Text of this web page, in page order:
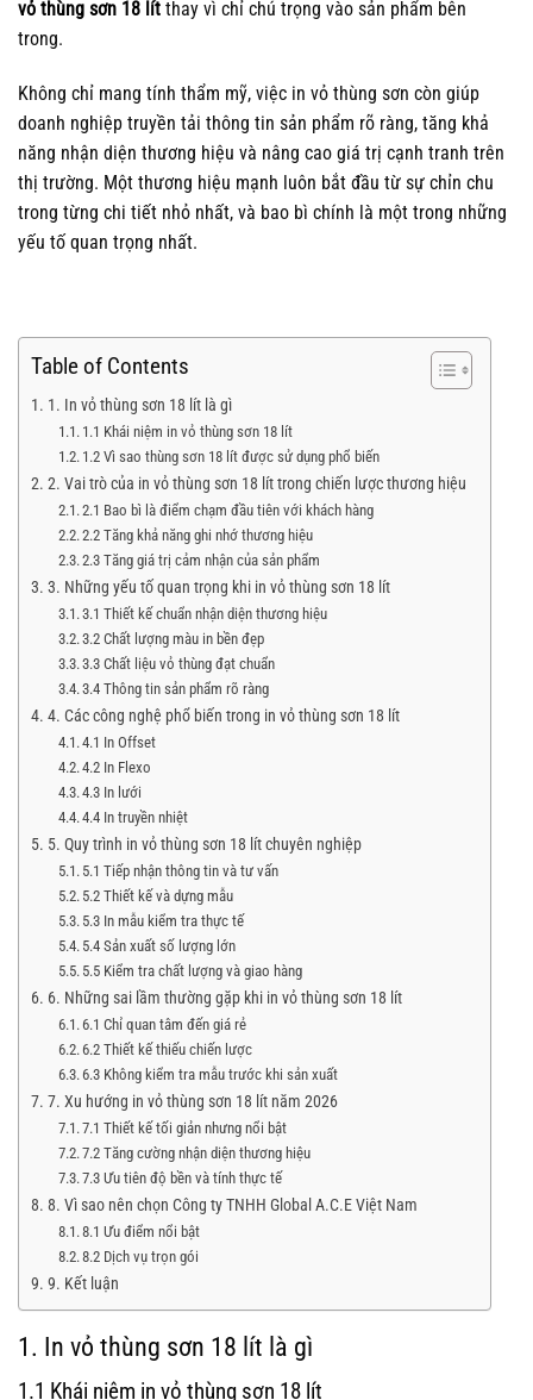
vỏ thùng sơn 18 lít thay vì chỉ chú trọng vào sản phẩm bên
trong.
Không chỉ mang tính thẩm mỹ, việc in vỏ thùng sơn còn giúp
doanh nghiệp truyền tải thông tin sản phẩm rõ ràng, tăng khả
năng nhận diện thương hiệu và nâng cao giá trị cạnh tranh trên
thị trường. Một thương hiệu mạnh luôn bắt đầu từ sự chỉn chu
trong từng chi tiết nhỏ nhất, và bao bì chính là một trong những
yếu tố quan trọng nhất.
Table of Contents
1. In vỏ thùng sơn 18 lít là gì
1.1 Khái niệm in vỏ thùng sơn 18 lít
1.2 Vì sao thùng sơn 18 lít được sử dụng phổ biến
2. Vai trò của in vỏ thùng sơn 18 lít trong chiến lược thương hiệu
2.1 Bao bì là điểm chạm đầu tiên với khách hàng
2.2 Tăng khả năng ghi nhớ thương hiệu
2.3 Tăng giá trị cảm nhận của sản phẩm
3. Những yếu tố quan trọng khi in vỏ thùng sơn 18 lít
3.1 Thiết kế chuẩn nhận diện thương hiệu
3.2 Chất lượng màu in bền đẹp
3.3 Chất liệu vỏ thùng đạt chuẩn
3.4 Thông tin sản phẩm rõ ràng
4. Các công nghệ phổ biến trong in vỏ thùng sơn 18 lít
4.1 In Offset
4.2 In Flexo
4.3 In lưới
4.4 In truyền nhiệt
5. Quy trình in vỏ thùng sơn 18 lít chuyên nghiệp
5.1 Tiếp nhận thông tin và tư vấn
5.2 Thiết kế và dựng mẫu
5.3 In mẫu kiểm tra thực tế
5.4 Sản xuất số lượng lớn
5.5 Kiểm tra chất lượng và giao hàng
6. Những sai lầm thường gặp khi in vỏ thùng sơn 18 lít
6.1 Chỉ quan tâm đến giá rẻ
6.2 Thiết kế thiếu chiến lược
6.3 Không kiểm tra mẫu trước khi sản xuất
7. Xu hướng in vỏ thùng sơn 18 lít năm 2026
7.1 Thiết kế tối giản nhưng nổi bật
7.2 Tăng cường nhận diện thương hiệu
7.3 Ưu tiên độ bền và tính thực tế
8. Vì sao nên chọn Công ty TNHH Global A.C.E Việt Nam
8.1 Ưu điểm nổi bật
8.2 Dịch vụ trọn gói
9. Kết luận
1. In vỏ thùng sơn 18 lít là gì
1.1 Khái niệm in vỏ thùng sơn 18 lít